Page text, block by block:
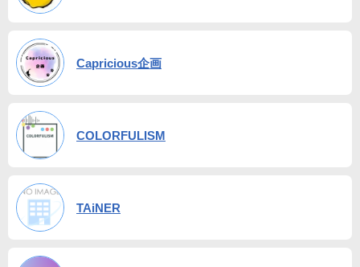
Capricious企画
COLORFULISM
TAiNER